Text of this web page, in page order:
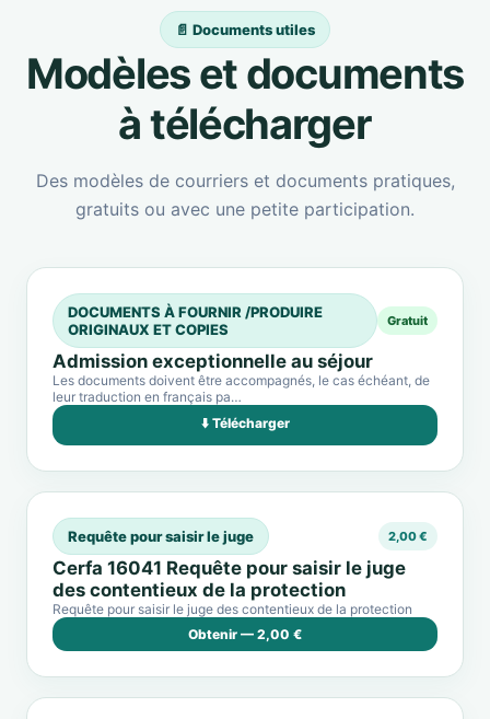
📄 Documents utiles
Modèles et documents
à télécharger
Des modèles de courriers et documents pratiques,
gratuits ou avec une petite participation.
DOCUMENTS À FOURNIR /PRODUIRE
ORIGINAUX ET COPIES
Gratuit
Admission exceptionnelle au séjour
Les documents doivent être accompagnés, le cas échéant, de
leur traduction en français pa…
⬇️ Télécharger
Requête pour saisir le juge 2,00 €
Cerfa 16041 Requête pour saisir le juge
des contentieux de la protection
Requête pour saisir le juge des contentieux de la protection
Obtenir — 2,00 €